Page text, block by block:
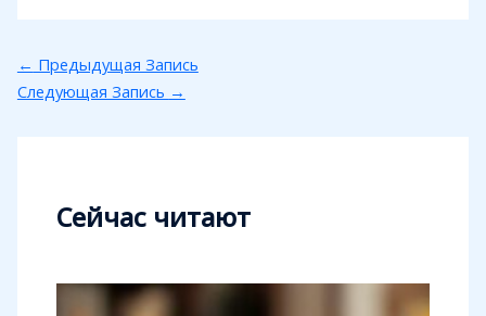
← Предыдущая Запись
Следующая Запись →
Сейчас читают